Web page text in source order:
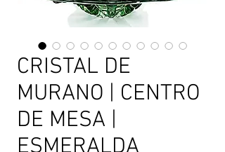
CRISTAL DE
MURANO | CENTRO
DE MESA |